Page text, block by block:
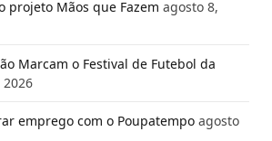
projeto Mãos que Fazem agosto 8,
Marcam o Festival de Futebol da
emprego com o Poupatempo agosto